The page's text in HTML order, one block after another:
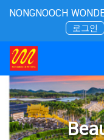
NONGNOOCH
로그인